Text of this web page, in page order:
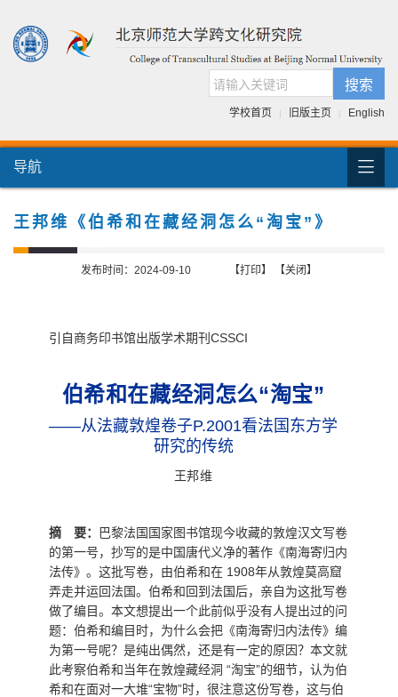
搜索
学校首页 | 旧版主页 | English
导航 
首页
国际交流
数字跨文化工作站
王邦维《伯希和在藏经洞怎么“淘宝”》
发布时间：2024-09-10 【打印】 【关闭】
引自商务印书馆出版学术期刊CSSCI
伯希和在藏经洞怎么“淘宝”
——从法藏敦煌卷子P.2001看法国东方学
研究的传统
王邦维
摘 要：
巴黎法国国家图书馆现今收藏的敦煌汉文写卷
的第一号，抄写的是中国唐代义净的著作《南海寄归内
法传》。这批写卷，由伯希和在 1908年从敦煌莫高窟
弄走并运回法国。伯希和回到法国后，亲自为这批写卷
做了编目。本文想提出一个此前似乎没有人提出过的问
题：伯希和编目时，为什么会把《南海寄归内法传》编
为第一号呢？是纯出偶然，还是有一定的原因？本文就
此考察伯希和当年在敦煌藏经洞 “淘宝”的细节，认为伯
希和在面对一大堆“宝物”时，很注意这份写卷，这与伯